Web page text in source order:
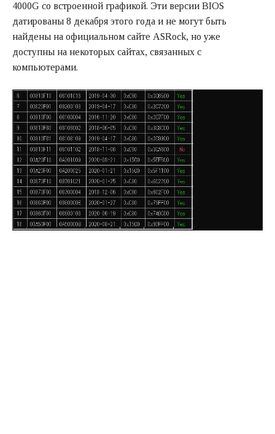
4000G со встроенной графикой. Эти версии BIOS
датированы 8 декабря этого года и не могут быть
найдены на официальном сайте ASRock, но уже
доступны на некоторых сайтах, связанных с
компьютерами.